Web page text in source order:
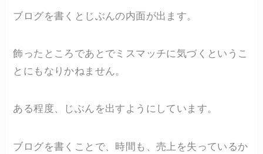
ブログを書くとじぶんの内面が出ます。
飾ったところであとでミスマッチに気づくというこ
とにもなりかねません。
ある程度、じぶんを出すようにしています。
ブログを書くことで、時間も、売上を失っているか